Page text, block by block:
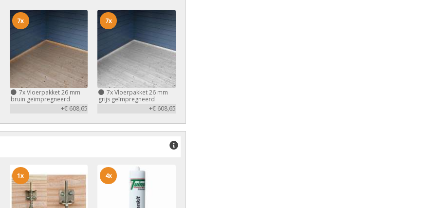
7xVloerpakket 26 mm
bruin geïmpregneerd
+€ 608,65
7x
7xVloerpakket 26 mm
grijs geïmpregneerd
+€ 608,65
7x
1x 4x